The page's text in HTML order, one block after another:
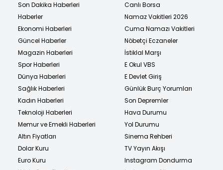
Son Dakika Haberleri
Haberler
Ekonomi Haberleri
Güncel Haberler
Magazin Haberleri
Spor Haberleri
Dünya Haberleri
Sağlık Haberleri
Kadın Haberleri
Teknoloji Haberleri
Memur ve Emekli Haberleri
Altın Fiyatları
Dolar Kuru
Euro Kuru
Canlı Borsa
Namaz Vakitleri 2026
Cuma Namazı Vakitleri
Nöbetçi Eczaneler
İstiklal Marşı
E Okul VBS
E Devlet Giriş
Günlük Burç Yorumları
Son Depremler
Hava Durumu
Yol Durumu
Sinema Rehberi
TV Yayın Akışı
Instagram Dondurma